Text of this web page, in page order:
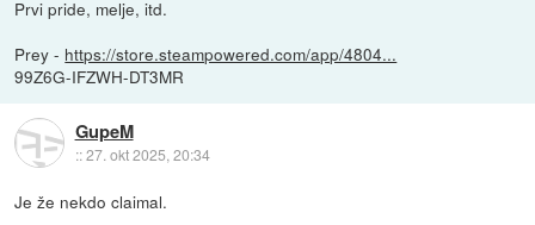
Prvi pride, melje, itd.
Prey - https://store.steampowered.com/app/4804...
99Z6G-IFZWH-DT3MR
GupeM
::27. okt 2025, 20:34
Je že nekdo claimal.